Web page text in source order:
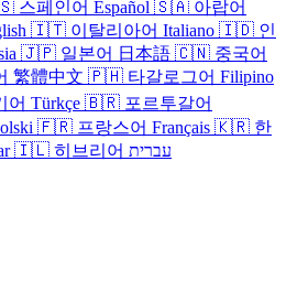
스페인어 Español 🇸🇦 아랍어
🇮🇹 이탈리아어 Italiano 🇮🇩 인
🇯🇵 일본어 日本語 🇨🇳 중국어
繁體中文 🇵🇭 타갈로그어 Filipino
어 Türkçe 🇧🇷 포르투갈어
🇫🇷 프랑스어 Français 🇰🇷 한
🇮🇱 히브리어 עברית